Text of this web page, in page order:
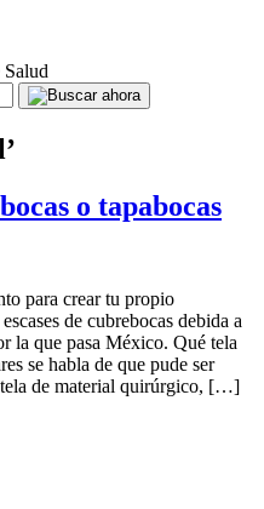
o tapabocas
para crear tu propio
de cubrebocas debida a
la que pasa México. Qué tela
se habla de que pude ser
de material quirúrgico, […]